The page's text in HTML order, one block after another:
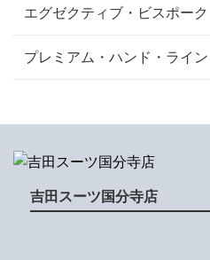
エグゼクティブ・ビスポー
プレミアム・ハンド・ライン
吉田スーツ国分寺店